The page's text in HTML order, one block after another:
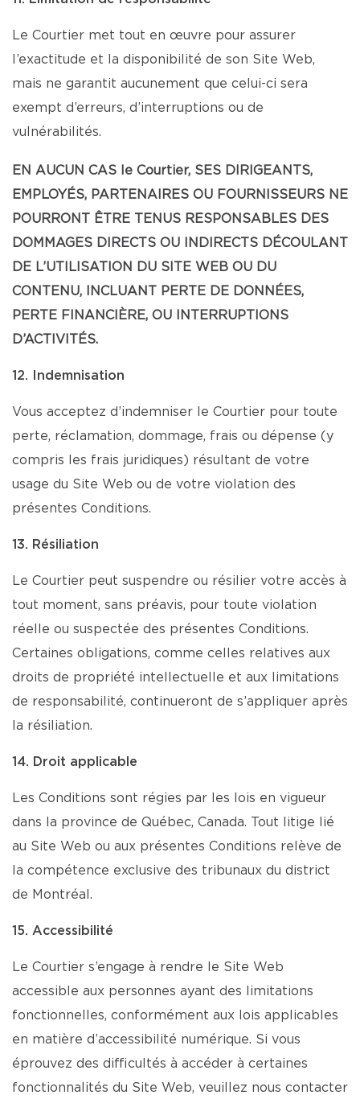
Le Courtier met tout en œuvre pour assurer
l’exactitude et la disponibilité de son Site Web,
mais ne garantit aucunement que celui-ci sera
exempt d’erreurs, d’interruptions ou de
vulnérabilités.
EN AUCUN CAS le Courtier, SES DIRIGEANTS,
EMPLOYÉS, PARTENAIRES OU FOURNISSEURS NE
POURRONT ÊTRE TENUS RESPONSABLES DES
DOMMAGES DIRECTS OU INDIRECTS DÉCOULANT
DE L’UTILISATION DU SITE WEB OU DU
CONTENU, INCLUANT PERTE DE DONNÉES,
PERTE FINANCIÈRE, OU INTERRUPTIONS
D’ACTIVITÉS.
12. Indemnisation
Vous acceptez d’indemniser le Courtier pour toute
perte, réclamation, dommage, frais ou dépense (y
compris les frais juridiques) résultant de votre
usage du Site Web ou de votre violation des
présentes Conditions.
13. Résiliation
Le Courtier peut suspendre ou résilier votre accès à
tout moment, sans préavis, pour toute violation
réelle ou suspectée des présentes Conditions.
Certaines obligations, comme celles relatives aux
droits de propriété intellectuelle et aux limitations
de responsabilité, continueront de s’appliquer après
la résiliation.
14. Droit applicable
Les Conditions sont régies par les lois en vigueur
dans la province de Québec, Canada. Tout litige lié
au Site Web ou aux présentes Conditions relève de
la compétence exclusive des tribunaux du district
de Montréal.
15. Accessibilité
Le Courtier s’engage à rendre le Site Web
accessible aux personnes ayant des limitations
fonctionnelles, conformément aux lois applicables
en matière d’accessibilité numérique. Si vous
éprouvez des difficultés à accéder à certaines
fonctionnalités du Site Web, veuillez nous contacter